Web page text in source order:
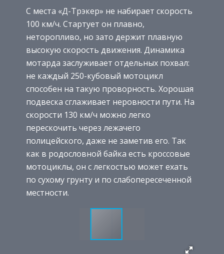
С места «Д-Трэкер» не набирает скорость
100 км/ч. Стартует он плавно,
неторопливо, но зато держит плавную
высокую скорость движения. Динамика
мотарда заслуживает отдельных похвал:
не каждый 250-кубовый мотоцикл
способен на такую проворность. Хорошая
подвеска сглаживает неровности пути. На
скорости 130 км/ч можно легко
перескочить через лежачего
полицейского, даже не заметив его. Так
как в родословной байка есть кроссовые
мотоциклы, он с легкостью может ехать
по сухому грунту и по слабопересеченной
местности.